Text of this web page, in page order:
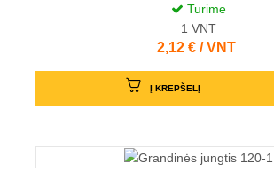
Turime
1 VNT
Kaina
2,12 € / VNT
Į KREPŠELĮ